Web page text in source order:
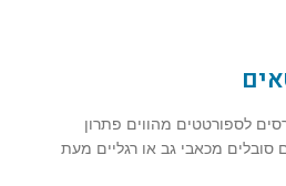
לספורטטים מהווים פתרון
מכאבי גב או רגליים מעת